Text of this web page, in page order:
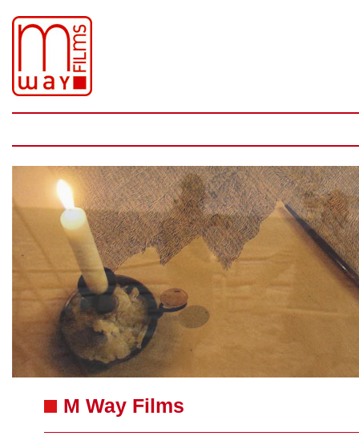
M Way Films